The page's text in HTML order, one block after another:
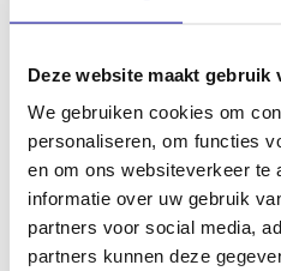
Deze website maakt gebruik
We gebruiken cookies om
personaliseren, om functies
en om ons websiteverkeer te
informatie over uw gebruik
partners voor social media,
partners kunnen deze
€215,00
In